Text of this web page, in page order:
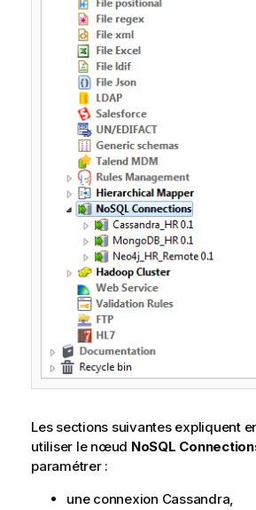
Les sections suivantes expliquent
utiliser le nœud NoSQL
paramétrer :
une connexion Cassandra,